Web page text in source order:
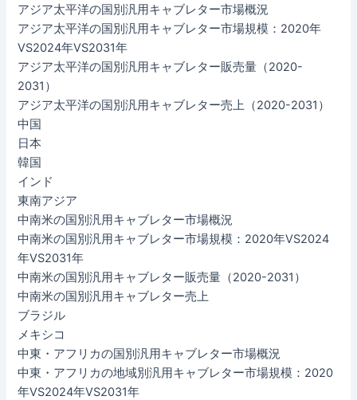
アジア太平洋の国別汎用キャブレター市場概況
アジア太平洋の国別汎用キャブレター市場規模：2020年
VS2024年VS2031年
アジア太平洋の国別汎用キャブレター販売量（2020-
2031）
アジア太平洋の国別汎用キャブレター売上（2020-2031）
中国
日本
韓国
インド
東南アジア
中南米の国別汎用キャブレター市場概況
中南米の国別汎用キャブレター市場規模：2020年VS2024
年VS2031年
中南米の国別汎用キャブレター販売量（2020-2031）
中南米の国別汎用キャブレター売上
ブラジル
メキシコ
中東・アフリカの国別汎用キャブレター市場概況
中東・アフリカの地域別汎用キャブレター市場規模：2020
年VS2024年VS2031年